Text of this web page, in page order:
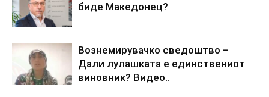
биде Македонец?
Вознемирувачко сведоштво –
Дали лулашката е единствениот
виновник? Видео..